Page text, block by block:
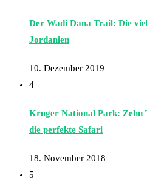
Der Wadi Dana Trail: Die
Jordanien
10. Dezember 2019
4
Kruger National Park: Zehn
die perfekte Safari
18. November 2018
5